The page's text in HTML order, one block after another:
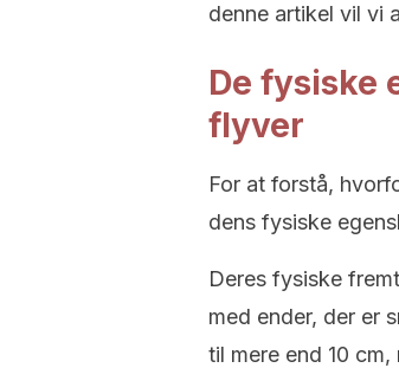
denne artikel vil vi
De fysiske
flyver
For at forstå,
dens fysiske
Deres fysiske
med ender, der er
til mere end 10